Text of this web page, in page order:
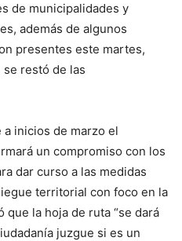
de municipalidades y
además de algunos
presentes este martes,
restó de las
a inicios de marzo el
un compromiso con los
dar curso a las medidas
territorial con foco en la
que la hoja de ruta “se dará
juzgue si es un